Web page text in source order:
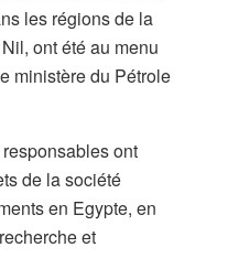
les régions de la
ont été au menu
ministère du Pétrole
ont
de la société
en Egypte, en
et